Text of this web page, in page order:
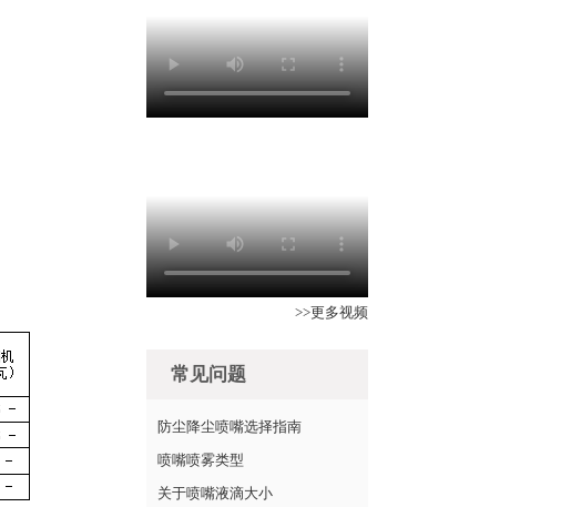
>>更多视频
常见问题
防尘降尘喷嘴选择指南
喷嘴喷雾类型
关于喷嘴液滴大小